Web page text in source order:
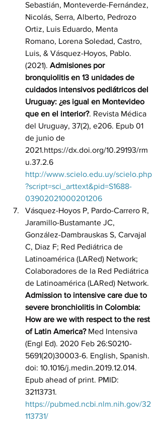
Sebastián, Monteverde-Fernández,
Nicolás, Serra, Alberto, Pedrozo
Ortiz, Luis Eduardo, Menta
Romano, Lorena Soledad, Castro,
Luis, & Vásquez-Hoyos, Pablo.
(2021). Admisiones por
bronquiolitis en 13 unidades de
cuidados intensivos pediátricos del
Uruguay: ¿es igual en Montevideo
que en el interior?. Revista Médica
del Uruguay, 37(2), e206. Epub 01
de junio de
2021.https://dx.doi.org/10.29193/rm
u.37.2.6
http://www.scielo.edu.uy/scielo.php
?script=sci_arttext&pid=S1688-
03902021000201206
Vásquez-Hoyos P, Pardo-Carrero R,
Jaramillo-Bustamante JC,
González-Dambrauskas S, Carvajal
C, Diaz F; Red Pediátrica de
Latinoamérica (LARed) Network;
Colaboradores de la Red Pediátrica
de Latinoamérica (LARed) Network.
Admission to intensive care due to
severe bronchiolitis in Colombia:
How are we with respect to the rest
of Latin America? Med Intensiva
(Engl Ed). 2020 Feb 26:S0210-
5691(20)30003-6. English, Spanish.
doi: 10.1016/j.medin.2019.12.014.
Epub ahead of print. PMID:
32113731.
https://pubmed.ncbi.nlm.nih.gov/32
113731/